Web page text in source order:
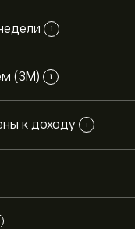
i
(3М) i
к доходу i